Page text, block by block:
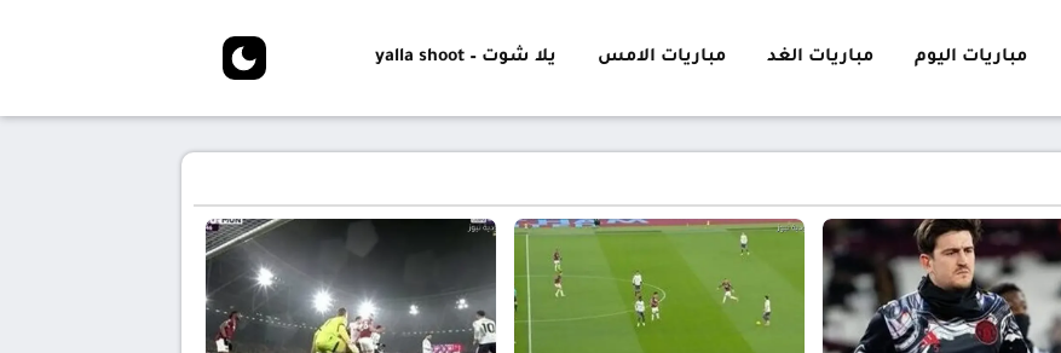
مباريات اليوم مباريات الغد مباريات الامس يلا شوت – yalla shoot